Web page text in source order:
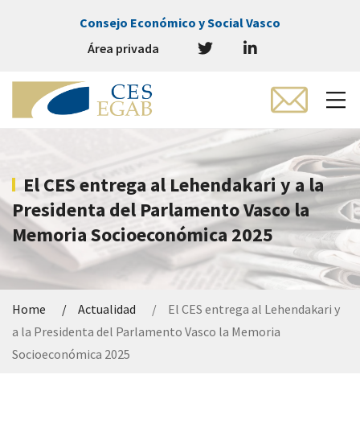
Consejo Económico y Social Vasco
Área privada
El CES entrega al Lehendakari y a la
Presidenta del Parlamento Vasco la
Memoria Socioeconómica 2025
Home Actualidad
El CES entrega al Lehendakari y
a la Presidenta del Parlamento Vasco la Memoria
Socioeconómica 2025